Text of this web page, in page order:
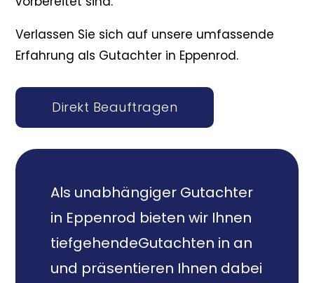
Verlassen Sie sich auf unsere umfassende
Erfahrung als Gutachter in Eppenrod.
Direkt Beauftragen
Als unabhängiger Gutachter
in Eppenrod bieten wir Ihnen
tiefgehendeGutachten in an
und präsentieren Ihnen dabei